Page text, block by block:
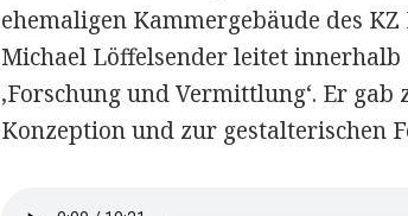
ehemaligen Kammergebäude des
Michael Löffelsender leitet innerhalb
‚Forschung und Vermittlung‘. Er
Konzeption und zur gestalterischen